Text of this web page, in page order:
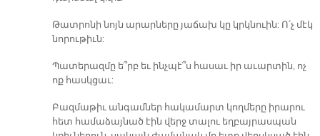
Թատ­րո­նի նոյն ա­րար­նե­րը յա­ճախ կը կրկնուին: Ո՛չ մէկ
նո­րու­թիւն:
Պա­տե­րազ­մը ե՞րբ եւ ինչ­պէ՞ս հա­սաւ իր ա­ւար­տին, ոչ
ոք հասկ­ցաւ:
Բազ­մա­թիւ ան­գամ­ներ հա­կա­մարտ կող­մե­րը ի­րա­րու
հետ հա­մա­ձայ­նած էին վերջ տա­լու եղ­բայ­րաս­պան